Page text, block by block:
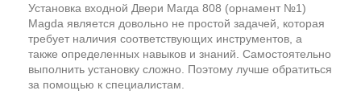
Установка входной Двери Магда 808 (орнамент №1)
Magda является довольно не простой задачей, которая
требует наличия соответствующих инструментов, а
также определенных навыков и знаний. Самостоятельно
выполнить установку сложно. Поэтому лучше обратиться
за помощью к специалистам.